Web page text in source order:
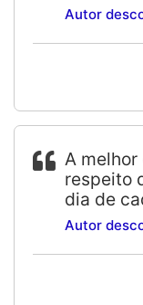
Autor
A melhor
respeito
dia de
Autor